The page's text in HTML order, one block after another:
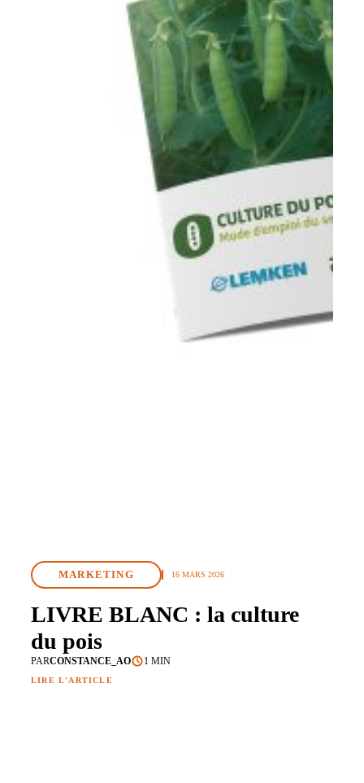
MARKETING 16 MARS 2026
LIVRE BLANC : la culture
du pois
PARCONSTANCE_AO 1 MIN
LIRE L'ARTICLE